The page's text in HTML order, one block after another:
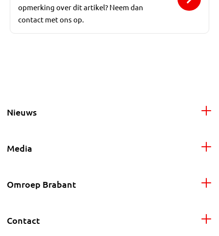
opmerking over dit artikel? Neem dan
contact met ons op.
Nieuws
Media
Omroep Brabant
Contact